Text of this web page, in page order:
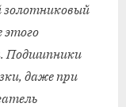
золотниковый
этого
Подшипники
даже при